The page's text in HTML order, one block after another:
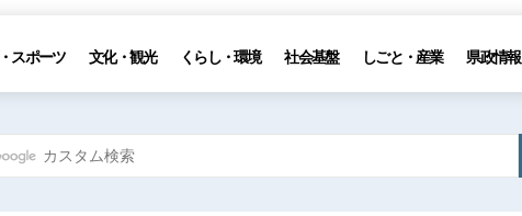
スポーツ 文化・観光 くらし・環境 社会基盤 しごと・産業 県政情報